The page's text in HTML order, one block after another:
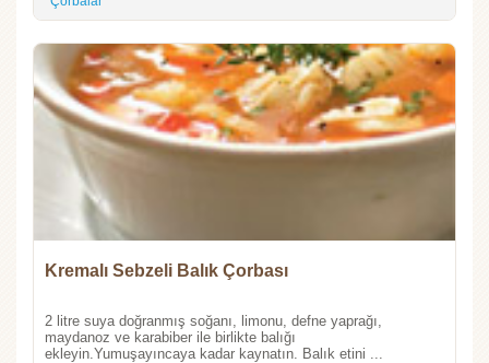
Kremalı Sebzeli Balık Çorbası
2 litre suya doğranmış soğanı, limonu, defne yaprağı,
maydanoz ve karabiber ile birlikte balığı
ekleyin.Yumuşayıncaya kadar kaynatın. Balık etini ...